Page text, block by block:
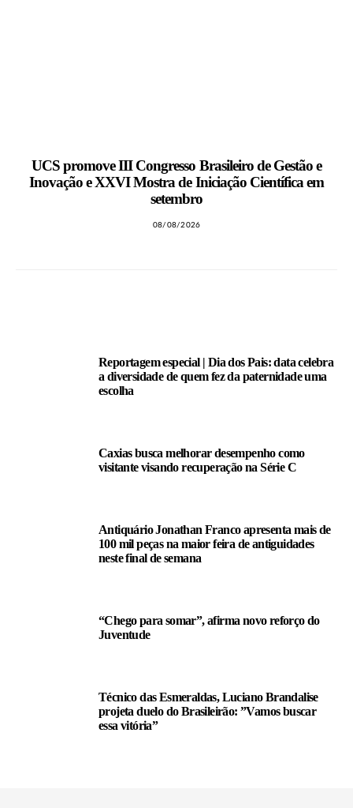
UCS promove III Congresso Brasileiro de Gestão e
Inovação e XXVI Mostra de Iniciação Científica em
setembro
08/08/2026
Reportagem especial | Dia dos Pais: data celebra
a diversidade de quem fez da paternidade uma
escolha
Caxias busca melhorar desempenho como
visitante visando recuperação na Série C
Antiquário Jonathan Franco apresenta mais de
100 mil peças na maior feira de antiguidades
neste final de semana
“Chego para somar”, afirma novo reforço do
Juventude
Técnico das Esmeraldas, Luciano Brandalise
projeta duelo do Brasileirão: ”Vamos buscar
essa vitória”